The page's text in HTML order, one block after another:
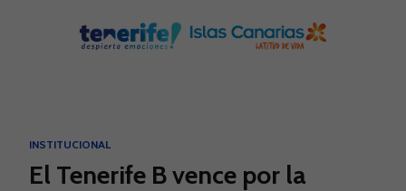
INSTITUCIONAL
El Tenerife B vence por la